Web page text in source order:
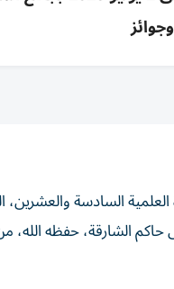
العلمية السادسة